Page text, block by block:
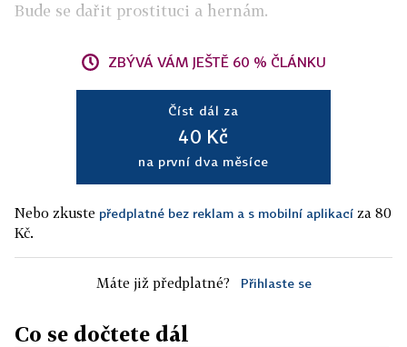
Bude se dařit prostituci a hernám.
ZBÝVÁ VÁM JEŠTĚ 60 % ČLÁNKU
Číst dál za
40 Kč
na první dva měsíce
Nebo zkuste předplatné bez reklam a s mobilní aplikací za 80
Kč.
Máte již předplatné? Přihlaste se
Co se dočtete dál